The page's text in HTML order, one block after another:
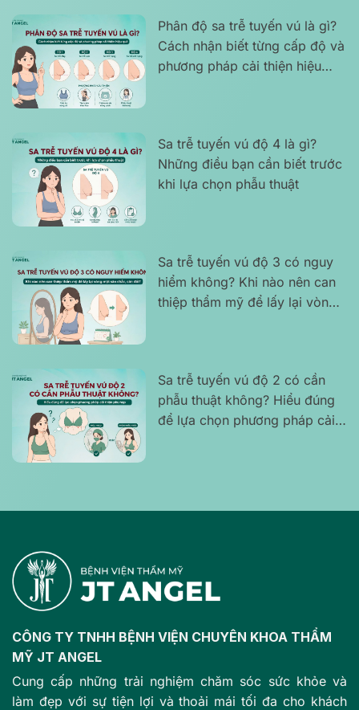
Phân độ sa trễ tuyến vú là gì?
Cách nhận biết từng cấp độ và
phương pháp cải thiện hiệu
Sa trễ tuyến vú độ 4 là gì?
Những điều bạn cần biết trước
khi lựa chọn phẫu thuật
Sa trễ tuyến vú độ 3 có nguy
hiểm không? Khi nào nên can
thiệp thẩm mỹ để lấy lại vòng
Sa trễ tuyến vú độ 2 có cần
phẫu thuật không? Hiểu đúng
để lựa chọn phương pháp cải
CÔNG TY TNHH BỆNH VIỆN CHUYÊN KHOA THẨM
MỸ JT ANGEL
Cung cấp những trải nghiệm chăm sóc sức khỏe và
làm đẹp với sự tiện lợi và thoải mái tối đa cho khách